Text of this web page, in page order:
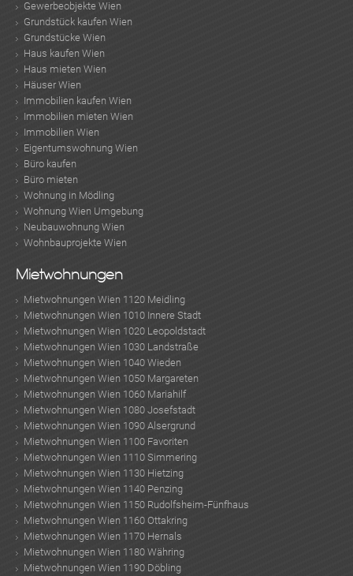
Gewerbeobjekte Wien
Grundstück kaufen Wien
Grundstücke Wien
Haus kaufen Wien
Haus mieten Wien
Häuser Wien
Immobilien kaufen Wien
Immobilien mieten Wien
Immobilien Wien
Eigentumswohnung Wien
Büro kaufen
Büro mieten
Wohnung in Mödling
Wohnung Wien Umgebung
Neubauwohnung Wien
Wohnbauprojekte Wien
Mietwohnungen
Mietwohnungen Wien 1120 Meidling
Mietwohnungen Wien 1010 Innere Stadt
Mietwohnungen Wien 1020 Leopoldstadt
Mietwohnungen Wien 1030 Landstraße
Mietwohnungen Wien 1040 Wieden
Mietwohnungen Wien 1050 Margareten
Mietwohnungen Wien 1060 Mariahilf
Mietwohnungen Wien 1080 Josefstadt
Mietwohnungen Wien 1090 Alsergrund
Mietwohnungen Wien 1100 Favoriten
Mietwohnungen Wien 1110 Simmering
Mietwohnungen Wien 1130 Hietzing
Mietwohnungen Wien 1140 Penzing
Mietwohnungen Wien 1150 Rudolfsheim-Fünfhaus
Mietwohnungen Wien 1160 Ottakring
Mietwohnungen Wien 1170 Hernals
Mietwohnungen Wien 1180 Währing
Mietwohnungen Wien 1190 Döbling